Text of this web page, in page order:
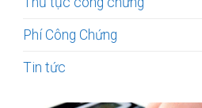
Phí Công Chứng
Tin tức